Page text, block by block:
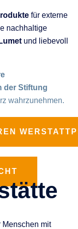
für externe
nachhaltige
und liebevoll
der Stiftung
wahrzunehmen.
Menschen mit